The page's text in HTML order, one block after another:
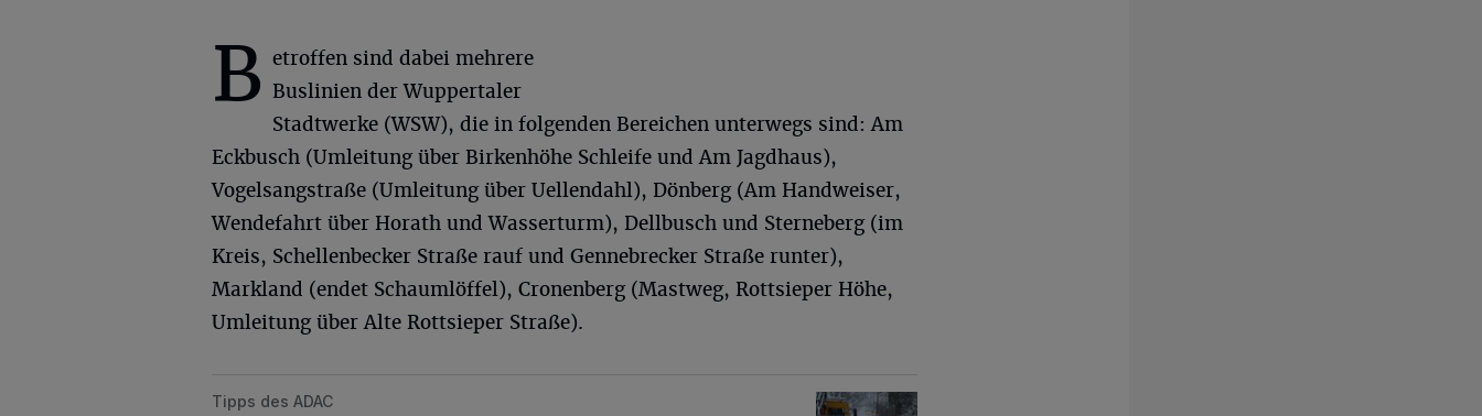
B etroffen sind dabei mehrere
Buslinien der Wuppertaler
Stadtwerke (WSW), die in folgenden Bereichen unterwegs sind: Am
Eckbusch (Umleitung über Birkenhöhe Schleife und Am Jagdhaus),
Vogelsangstraße (Umleitung über Uellendahl), Dönberg (Am Handweiser,
Wendefahrt über Horath und Wasserturm), Dellbusch und Sterneberg (im
Kreis, Schellenbecker Straße rauf und Gennebrecker Straße runter),
Markland (endet Schaumlöffel), Cronenberg (Mastweg, Rottsieper Höhe,
Umleitung über Alte Rottsieper Straße).
Autofahren im Winter – die wichtigsten Antworten
Tipps des ADAC